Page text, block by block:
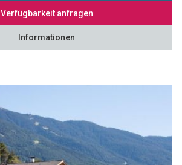
Verfügbarkeit anfragen
Informationen